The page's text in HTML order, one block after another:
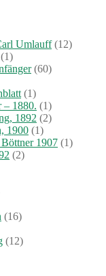
Umlauff(12)
(60)
(1)
– 1880. (1)
1892 (2)
1900 (1)
Böttner 1907 (1)
(2)
(16)
(12)